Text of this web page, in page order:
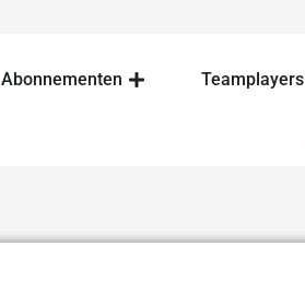
Abonnementen Teamplayers